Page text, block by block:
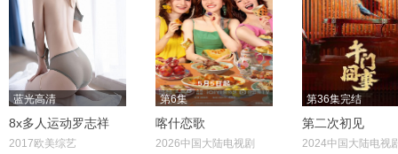
蓝光高清
8x多人运动罗志祥
2017欧美综艺
第6集
喀什恋歌
2026中国大陆电视剧
第36集完结
第二次初见
2024中国大陆电视